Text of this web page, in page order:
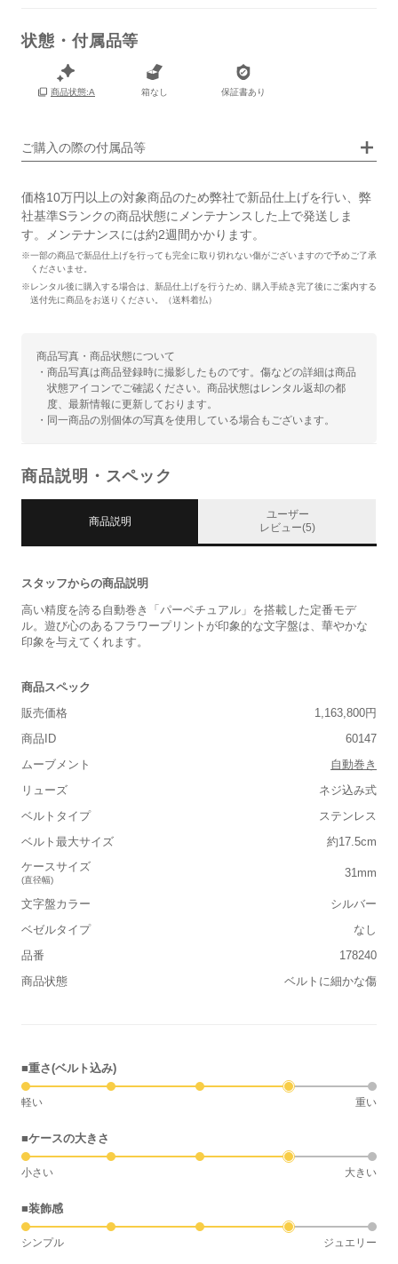
状態・付属品等
商品状態:A 箱なし 保証書あり
ご購入の際の付属品等
価格10万円以上の対象商品のため弊社で新品仕上げを行い、弊
社基準Sランクの商品状態にメンテナンスした上で発送しま
す。メンテナンスには約2週間かかります。
※一部の商品で新品仕上げを行っても完全に取り切れない傷がございますので予めご了承
くださいませ。
※レンタル後に購入する場合は、新品仕上げを行うため、購入手続き完了後にご案内する
送付先に商品をお送りください。（送料着払）
商品写真・商品状態について
・商品写真は商品登録時に撮影したものです。傷などの詳細は商品
状態アイコンでご確認ください。商品状態はレンタル返却の都
度、最新情報に更新しております。
・同一商品の別個体の写真を使用している場合もございます。
商品説明・スペック
商品説明
ユーザー
レビュー(5)
スタッフからの商品説明
高い精度を誇る自動巻き「パーペチュアル」を搭載した定番モデ
ル。遊び心のあるフラワープリントが印象的な文字盤は、華やかな
印象を与えてくれます。
商品スペック
販売価格
1,163,800円
商品ID
60147
ムーブメント
自動巻き
リューズ
ネジ込み式
ベルトタイプ
ステンレス
ベルト最大サイズ
約17.5cm
ケースサイズ
(直径幅)
31mm
文字盤カラー
シルバー
ベゼルタイプ
なし
品番
178240
商品状態
ベルトに細かな傷
■重さ(ベルト込み)
軽い 重い
■ケースの大きさ
小さい 大きい
■装飾感
シンプル ジュエリー